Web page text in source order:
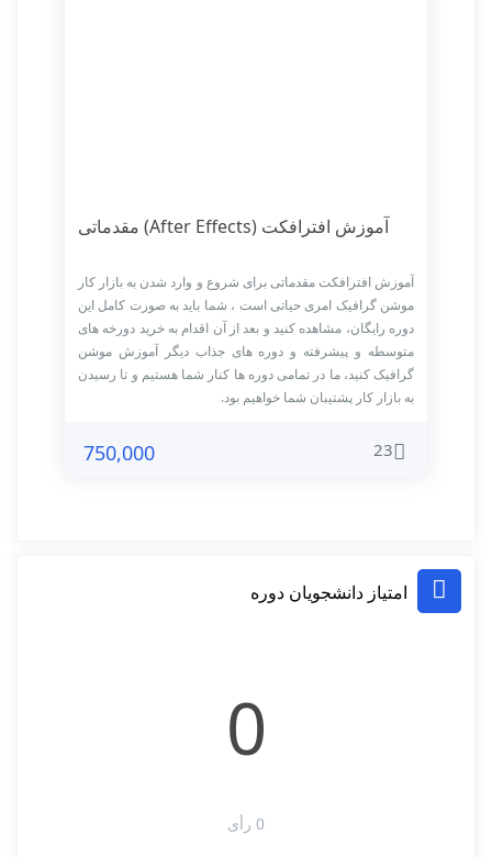
آموزش افترافکت (After Effects) مقدماتی
آموزش افترافکت مقدماتی برای شروع و وارد شدن به بازار کار
موشن گرافیک امری حیاتی است ، شما باید به صورت کامل این
دوره رایگان، مشاهده کنید و بعد از آن اقدام به خرید دورخه های
متوسطه و پیشرفته و دوره های جذاب دیگر آموزش موشن
گرافیک کنید، ما در تمامی دوره ها کنار شما هستیم و تا رسیدن
به بازار کار پشتیبان شما خواهیم بود.
23
750,000
امتیاز دانشجویان دوره
0
0 رأی